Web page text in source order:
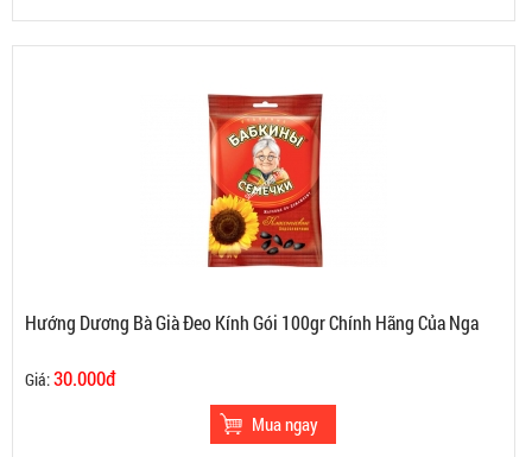
Hướng Dương Bà Già Đeo Kính Gói 100gr Chính Hãng Của Nga
Giá:30.000đ